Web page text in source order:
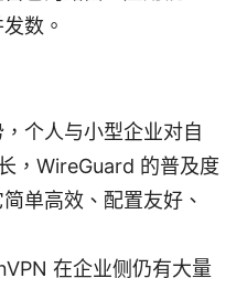
数。
个人与小型企业对自
，WireGuard 的普及度
单高效、配置友好、
在企业侧仍有大量